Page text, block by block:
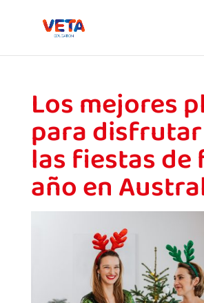
Los mejores
para
las fiestas
año en